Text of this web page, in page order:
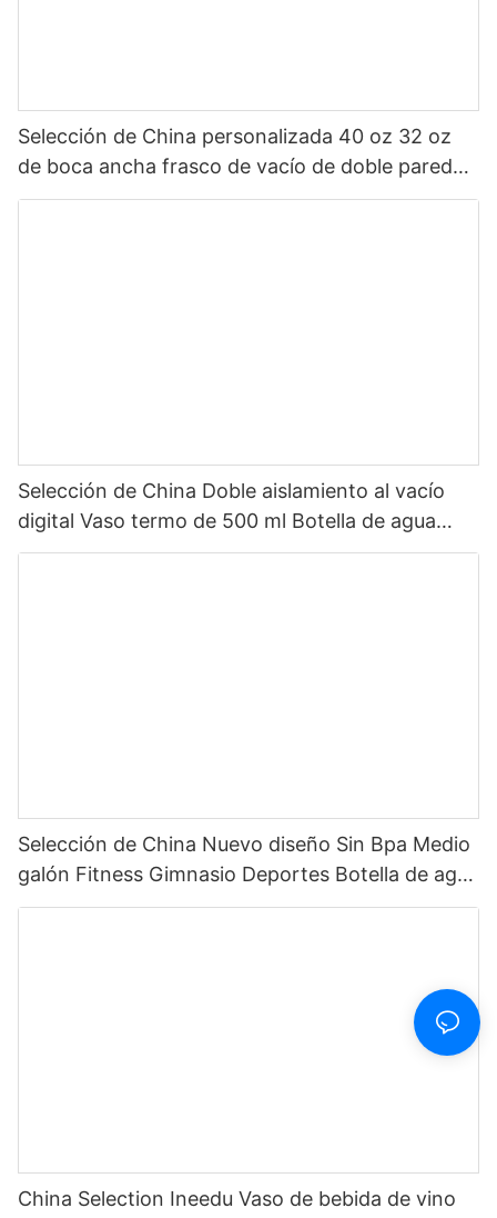
Selección de China personalizada 40 oz 32 oz
de boca ancha frasco de vacío de doble pared
botella de agua deportiva aislada de acero
Selección de China Doble aislamiento al vacío
digital Vaso termo de 500 ml Botella de agua
inteligente de acero inoxidable con pantalla LED
Selección de China Nuevo diseño Sin Bpa Medio
galón Fitness Gimnasio Deportes Botella de agua
motivacional de plástico transparente con
China Selection Ineedu Vaso de bebida de vino